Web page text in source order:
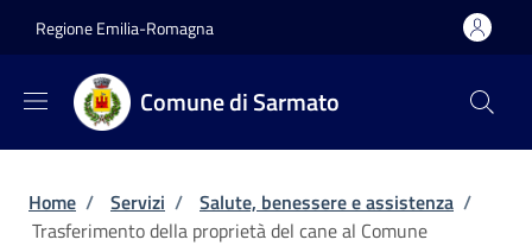
Regione Emilia-Romagna
Comune di Sarmato
Briciole di pane
Home / Servizi / Salute, benessere e assistenza /
Trasferimento della proprietà del cane al Comune